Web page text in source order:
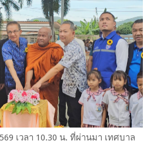
เวลา 10.30 น. ที่ผ่านมา เทศบาล